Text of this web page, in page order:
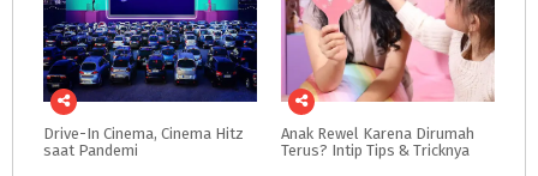
Drive-In Cinema, Cinema Hitz
saat Pandemi
Anak Rewel Karena Dirumah
Terus? Intip Tips & Tricknya